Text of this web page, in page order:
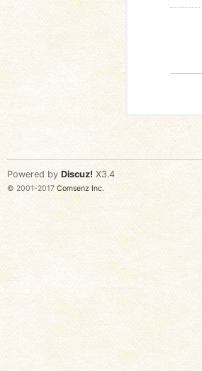
Powered by Discuz! X3.4
© 2001-2017 Comsenz Inc.